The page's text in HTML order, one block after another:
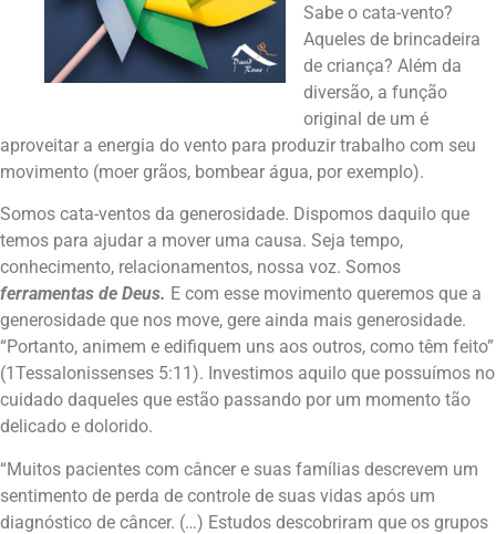
Sabe o cata-vento?
Aqueles de brincadeira
de criança? Além da
diversão, a função
original de um é
aproveitar a energia do vento para produzir trabalho com seu
movimento (moer grãos, bombear água, por exemplo).
Somos cata-ventos da generosidade. Dispomos daquilo que
temos para ajudar a mover uma causa. Seja tempo,
conhecimento, relacionamentos, nossa voz. Somos
ferramentas de Deus. E com esse movimento queremos que a
generosidade que nos move, gere ainda mais generosidade.
“Portanto, animem e edifiquem uns aos outros, como têm feito”
(1Tessalonissenses 5:11). Investimos aquilo que possuímos no
cuidado daqueles que estão passando por um momento tão
delicado e dolorido.
“Muitos pacientes com câncer e suas famílias descrevem um
sentimento de perda de controle de suas vidas após um
diagnóstico de câncer. (…) Estudos descobriram que os grupos